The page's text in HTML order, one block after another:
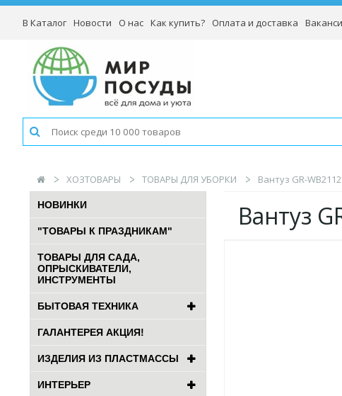
В Каталог Новости О нас Как купить? Оплата и доставка
ХОЗТОВАРЫ ТОВАРЫ ДЛЯ УБОРКИ Вантуз GR-
НОВИНКИ
"ТОВАРЫ К ПРАЗДНИКАМ"
ТОВАРЫ ДЛЯ САДА,
ОПРЫСКИВАТЕЛИ,
ИНСТРУМЕНТЫ
БЫТОВАЯ ТЕХНИКА
ГАЛАНТЕРЕЯ АКЦИЯ!
ИЗДЕЛИЯ ИЗ ПЛАСТМАССЫ
ИНТЕРЬЕР
Вантуз